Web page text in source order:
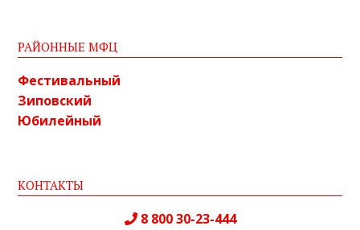
РАЙОННЫЕ МФЦ
Фестивальный
Зиповский
Юбилейный
КОНТАКТЫ
8 800 30-23-444